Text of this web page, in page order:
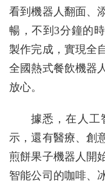
看到機器人翻面、
暢，不到3分鐘的
製作完成，實現全
全國熱式餐飲機器
放心。
據悉，在人工
示，還有醫療、創
煎餅果子機器人開
智能公司的咖啡、